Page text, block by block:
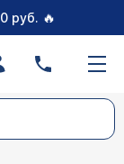
руб. 🔥